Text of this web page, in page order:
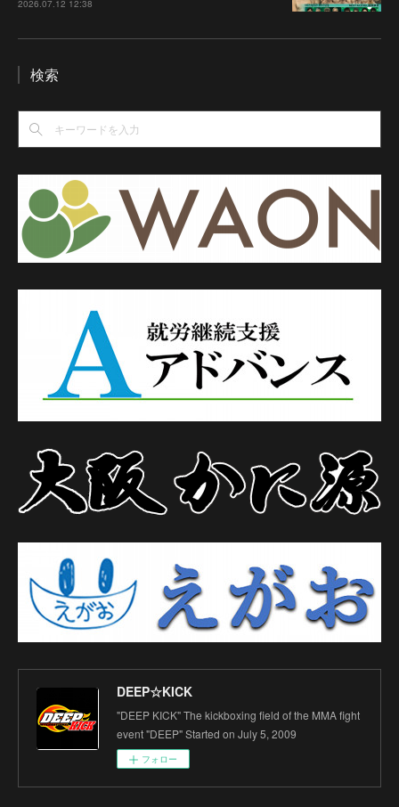
2026.07.12 12:38
検索
DEEP☆KICK
"DEEP KICK" The kickboxing field of the MMA fight
event "DEEP" Started on July 5, 2009
フォロー